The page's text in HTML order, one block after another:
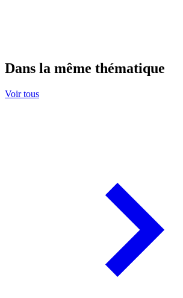
Dans la même thématique
Voir tous